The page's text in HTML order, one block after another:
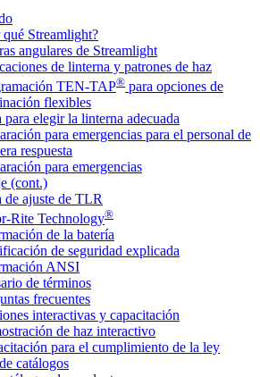
qué Streamlight?
angulares de Streamlight
de linterna y patrones de haz
TEN-TAP® para opciones de
flexibles
para elegir la linterna adecuada
para emergencias para el personal de
respuesta
para emergencias
(cont.)
de ajuste de TLR
Rite Technology®
de la batería
de seguridad explicada
ANSI
de términos
frecuentes
interactivas y capacitación
de haz interactivo
para el cumplimiento de la ley
catálogos